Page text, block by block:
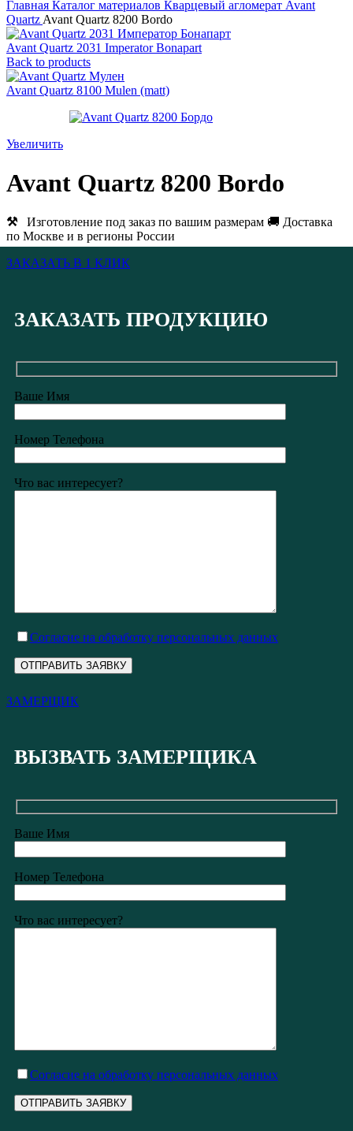
Главная Каталог материалов Кварцевый агломерат Avant
Quartz Avant Quartz 8200 Bordo
Avant Quartz 2031 Imperator Bonapart
Back to products
Avant Quartz 8100 Mulen (matt)
Увеличить
Avant Quartz 8200 Bordo
⚒Изготовление под заказ по вашим размерам 🚚 Доставка
по Москве и в регионы России
ЗАКАЗАТЬ В 1 КЛИК
ЗАКАЗАТЬ ПРОДУКЦИЮ
Ваше Имя
Номер Телефона
Что вас интересует?
Cогласие на обработку персональных данных
ЗАМЕРЩИК
ВЫЗВАТЬ ЗАМЕРЩИКА
Ваше Имя
Номер Телефона
Что вас интересует?
Cогласие на обработку персональных данных